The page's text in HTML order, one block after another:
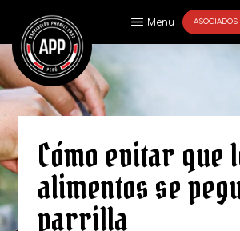
Menu ASOCIADOS
Cómo evitar que
alimentos se
parrilla